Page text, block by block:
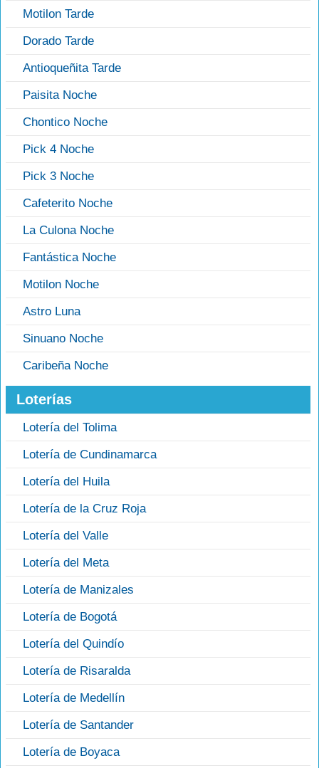
Motilon Tarde
Dorado Tarde
Antioqueñita Tarde
Paisita Noche
Chontico Noche
Pick 4 Noche
Pick 3 Noche
Cafeterito Noche
La Culona Noche
Fantástica Noche
Motilon Noche
Astro Luna
Sinuano Noche
Caribeña Noche
Loterías
Lotería del Tolima
Lotería de Cundinamarca
Lotería del Huila
Lotería de la Cruz Roja
Lotería del Valle
Lotería del Meta
Lotería de Manizales
Lotería de Bogotá
Lotería del Quindío
Lotería de Risaralda
Lotería de Medellín
Lotería de Santander
Lotería de Boyaca